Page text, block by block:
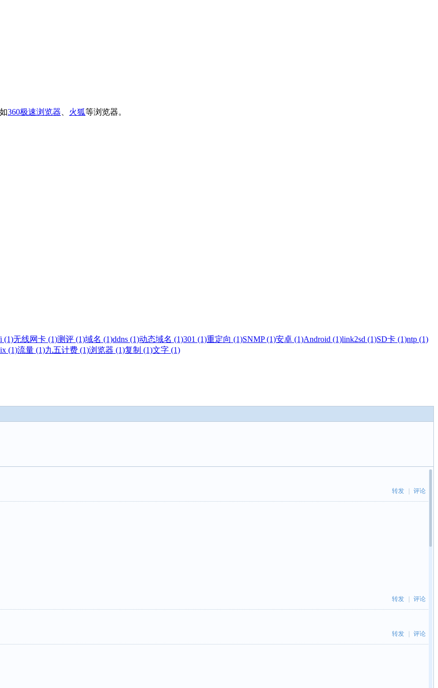
360极速浏览器 火狐等浏览器。
(1)无线网卡 (1)测评 (1)域名 (1)ddns (1)动态域名 (1)301 (1)重定向 (1)SNMP (1)安卓 (1)Android (1)link2sd (1)SD卡 (1)ntp (1)
(1)流量 (1)九五计费 (1)浏览器 (1)复制 (1)文字 (1)